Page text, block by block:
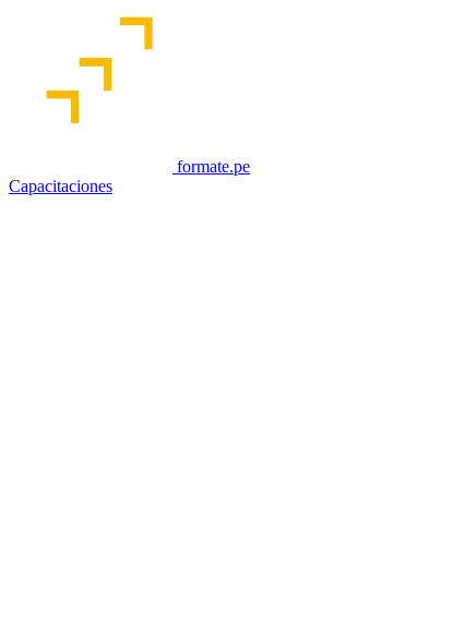
formate.pe
Capacitaciones